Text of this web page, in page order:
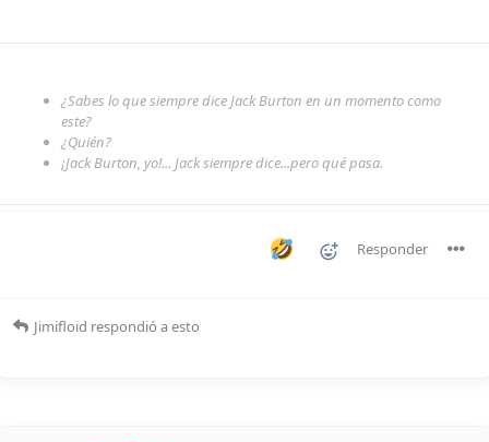
¿Sabes lo que siempre dice Jack Burton en un momento como
este?
¿Quién?
¡Jack Burton, yo!... Jack siempre dice...pero qué pasa.
Responder
Jimifloid respondió a esto